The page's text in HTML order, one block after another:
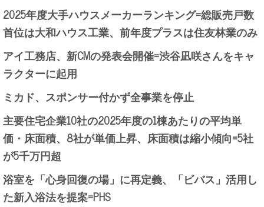
2025年度大手ハウスメーカーランキング=総販売戸数
首位は大和ハウス工業、前年度プラスは住友林業のみ
アイ工務店、新CMの発表会開催=渋谷凪咲さんをキャ
ラクターに起用
ミカド、スポンサー付かず全事業を停止
主要住宅企業10社の2025年度の1棟あたりの平均単
価・床面積、8社が単価上昇、床面積は縮小傾向=5社
が5千万円超
浴室を「心身回復の場」に再定義、「ビバス」活用し
た新入浴法を提案=PHS